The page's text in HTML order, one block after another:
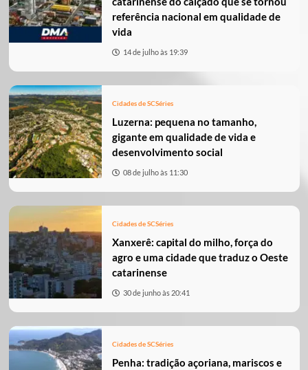
referência nacional em qualidade de
vida
14 de julho às 19:39
Cidades de SCSéries
Luzerna: pequena no tamanho,
gigante em qualidade de vida e
desenvolvimento social
08 de julho às 11:30
Cidades de SCSéries
Xanxerê: capital do milho, força do
agro e uma cidade que traduz o Oeste
catarinense
30 de junho às 20:41
Cidades de SCSéries
Penha: tradição açoriana, mariscos e